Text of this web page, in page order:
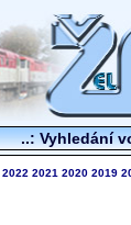
..: Vyhledání
2022 2021 2020 2019